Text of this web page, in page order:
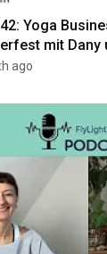
Yoga
mit Dany
ago